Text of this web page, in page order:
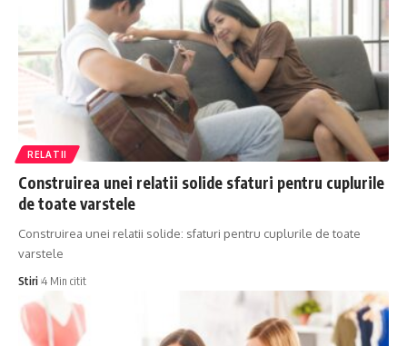
RELATII
Construirea unei relatii solide sfaturi pentru cuplurile
de toate varstele
Construirea unei relatii solide: sfaturi pentru cuplurile de toate
varstele
Stiri 4 Min citit